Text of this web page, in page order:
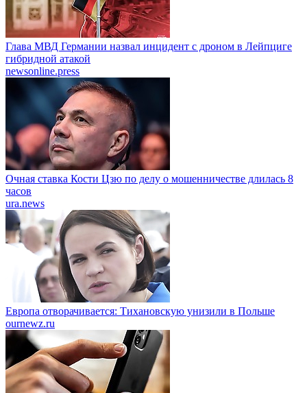
Глава МВД Германии назвал инцидент с дроном в Лейпциге
гибридной атакой
newsonline.press
Очная ставка Кости Цзю по делу о мошенничестве длилась 8
часов
ura.news
Европа отворачивается: Тихановскую унизили в Польше
ournewz.ru